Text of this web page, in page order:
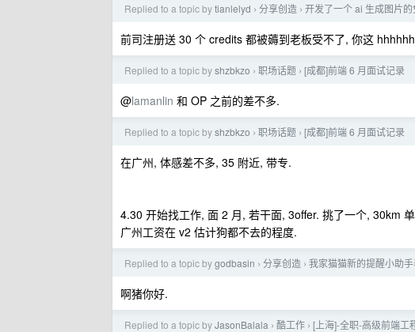
Replied to a topic bytianlelyd › 分享创造 › 开发了一个 ai 生成图片
前司注册送 30 个 credits 都被薅到老板受不了, 你这
Replied to a topic byshzbkzo › 职场话题 › [成都]前端 6 月面试记录
@lamanlin 和 OP 之前的差不多.
Replied to a topic byshzbkzo › 职场话题 › [成都]前端 6 月面试记录
在广州, 体感差不多, 35 附近, 带专.
4.30 开始找工作, 面 2 月, 若干面, 3offer. 挑了一个, 30km
广州工资在 v2 估计狗都不去的程度.
Replied to a topic bygodbasin › 分享创造 › 我家猫猫新的提醒小助手
啊猪你好.
Replied to a topic byJasonBalala › 酷工作 › [上海]-全职-高级前端工